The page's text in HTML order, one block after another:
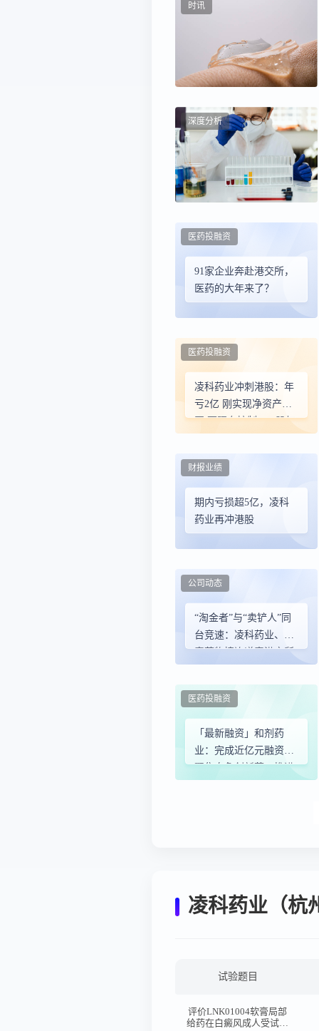
时讯
深度分析
91家企业奔赴港交所，
医药的大年来了？
医药投融资
凌科药业冲刺港股：年
亏2亿 刚实现净资产为
正 万昭奎控制34%股权
医药投融资
期内亏损超5亿，凌科
药业再冲港股
财报业绩
“淘金者”与“卖铲人”同
台竞速：凌科药业、鼎
泰药物接连递表港交所
公司动态
「最新融资」和剂药
业：完成近亿元融资，
聚焦自免创新药，推进
医药投融资
凌科药业（杭
试验题目
评价LNK01004软膏局部
给药在白癜风成人受试者